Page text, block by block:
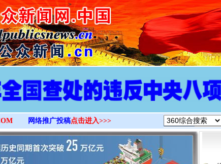
>
网络推广投稿点击进入>>>
有效落实 一纸欠条伤亲情 巡回调解促和解..